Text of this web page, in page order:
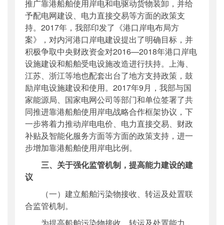
推广靠港船舶使用岸电和电驱动货物装卸，并给
予配电网建设、电力直接交易等方面的政策支
持。2017年，我部印发了《港口岸电布局方
案》，对内河港口岸电建设提出了明确目标，并
积极争取中央财政资金对2016—2018年港口岸电
设施建设和船舶受电设施改造进行扶持。上海、
江苏、浙江等地也配套出台了地方支持政策，鼓
励岸电设施建设和使用。2017年9月，我部与国
家能源局、国家电网公司等部门和单位签署了共
同推进靠港船舶使用岸电战略合作框架协议，下
一步将着力推动岸电电价、电力直接交易、财政
补贴及智能化服务方面等方面的政策支持，进一
步增加靠港船舶使用岸电比例。
三、关于强化监管机制，提高能力建设的建
议
（一）建立船舶污染物接收、转运及处置联
合监管机制。